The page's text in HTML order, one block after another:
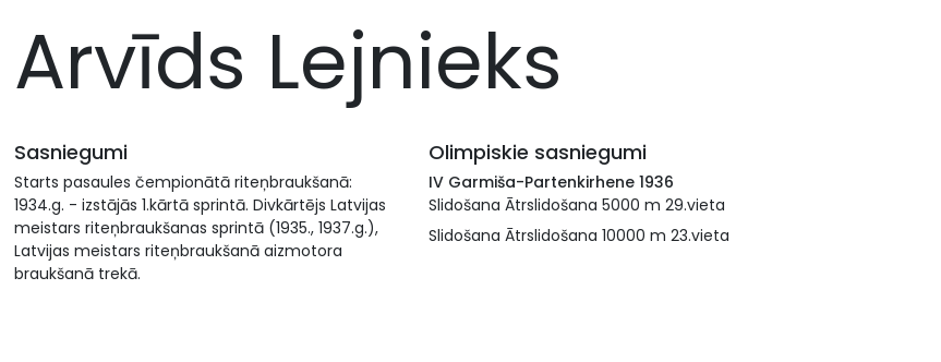
Arvīds Lejnieks
Sasniegumi
Starts pasaules čempionātā riteņbraukšanā:
1934.g. - izstājās 1.kārtā sprintā. Divkārtējs Latvijas
meistars riteņbraukšanas sprintā (1935., 1937.g.),
Latvijas meistars riteņbraukšanā aizmotora
braukšanā trekā.
Olimpiskie sasniegumi
IV Garmiša-Partenkirhene 1936
Slidošana Ātrslidošana 5000 m 29.vieta
Slidošana Ātrslidošana 10000 m 23.vieta